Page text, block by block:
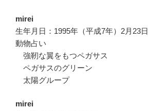
mirei
生年月日：1995年（平成7年）2月23日
動物占い
強靭な翼をもつペガサス
ペガサスのグリーン
太陽グループ
mirei